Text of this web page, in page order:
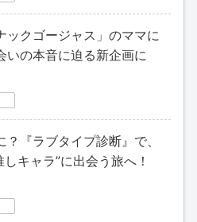
ックゴージャス」のママに
いの本音に迫る新企画に
『ラブタイプ診断』で、
キャラ”に出会う旅へ！